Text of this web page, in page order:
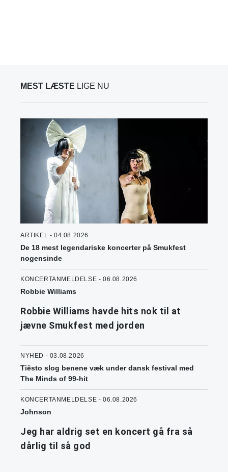
MEST LÆSTE LIGE NU
ARTIKEL - 04.08.2026
De 18 mest legendariske koncerter på Smukfest
nogensinde
KONCERTANMELDELSE - 06.08.2026
Robbie Williams
Robbie Williams havde hits nok til at
jævne Smukfest med jorden
NYHED - 03.08.2026
Tiësto slog benene væk under dansk festival med
The Minds of 99-hit
KONCERTANMELDELSE - 06.08.2026
Johnson
Jeg har aldrig set en koncert gå fra så
dårlig til så god